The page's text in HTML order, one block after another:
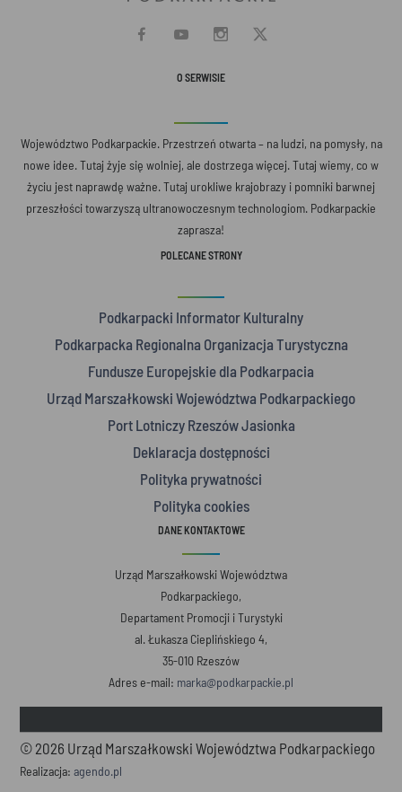
O SERWISIE
Województwo Podkarpackie. Przestrzeń otwarta – na ludzi, na pomysły, na
nowe idee. Tutaj żyje się wolniej, ale dostrzega więcej. Tutaj wiemy, co w
życiu jest naprawdę ważne. Tutaj urokliwe krajobrazy i pomniki barwnej
przeszłości towarzyszą ultranowoczesnym technologiom. Podkarpackie
zaprasza!
POLECANE STRONY
Podkarpacki Informator Kulturalny
Podkarpacka Regionalna Organizacja Turystyczna
Fundusze Europejskie dla Podkarpacia
Urząd Marszałkowski Województwa Podkarpackiego
Port Lotniczy Rzeszów Jasionka
Deklaracja dostępności
Polityka prywatności
Polityka cookies
DANE KONTAKTOWE
Urząd Marszałkowski Województwa
Podkarpackiego,
Departament Promocji i Turystyki
al. Łukasza Cieplińskiego 4,
35-010 Rzeszów
Adres e-mail: marka@podkarpackie.pl
© 2026 Urząd Marszałkowski Województwa Podkarpackiego
Realizacja:agendo.pl